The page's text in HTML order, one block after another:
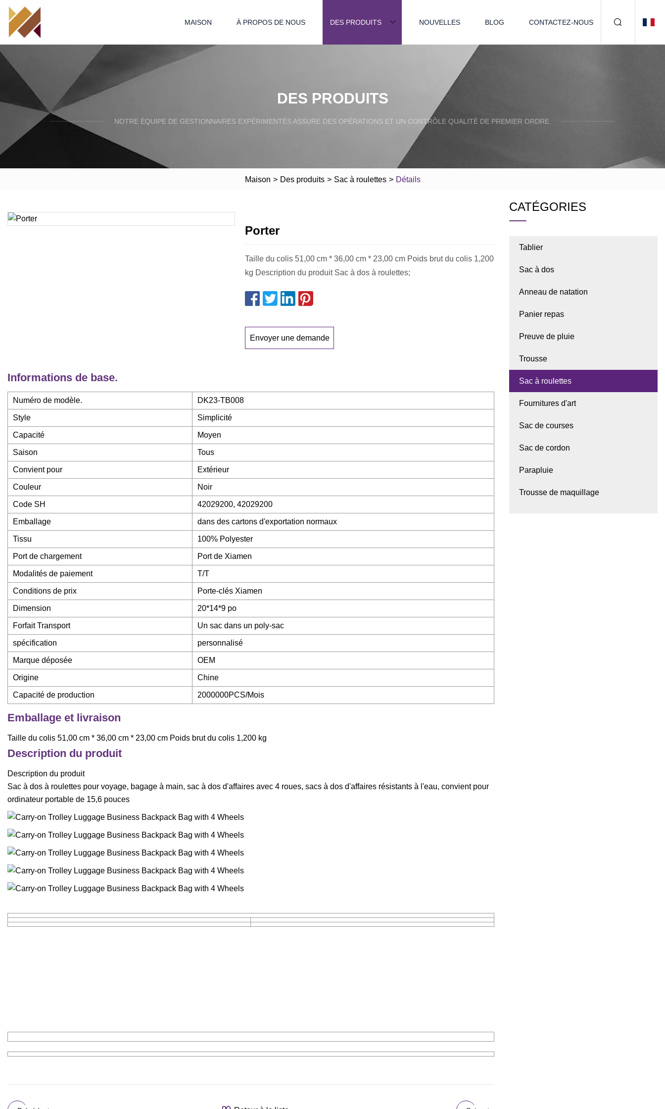
MAISON À PROPOS DE NOUS DES PRODUITS NOUVELLES BLOG CONTACTEZ-NOUS
DES PRODUITS
NOTRE ÉQUIPE DE GESTIONNAIRES EXPÉRIMENTÉS ASSURE DES OPÉRATIONS ET UN CONTRÔLE QUALITÉ DE PREMIER ORDRE.
Maison > Des produits > Sac à roulettes > Détails
Porter
Taille du colis 51,00 cm * 36,00 cm * 23,00 cm Poids brut du colis 1,200
kg Description du produit Sac à dos à roulettes;
Envoyer une demande
Informations de base.
Numéro de modèle. DK23-TB008
Style Simplicité
Capacité Moyen
Saison Tous
Convient pour Extérieur
Couleur Noir
Code SH 42029200, 42029200
Emballage dans des cartons d'exportation normaux
Tissu 100% Polyester
Port de chargement Port de Xiamen
Modalités de paiement T/T
Conditions de prix Porte-clés Xiamen
Dimension 20*14*9 po
Forfait Transport Un sac dans un poly-sac
spécification personnalisé
Marque déposée OEM
Origine Chine
Capacité de production 2000000PCS/Mois
Emballage et livraison
Taille du colis 51,00 cm * 36,00 cm * 23,00 cm Poids brut du colis 1,200 kg
Description du produit
Description du produit
Sac à dos à roulettes pour voyage, bagage à main, sac à dos d'affaires avec 4 roues, sacs à dos d'affaires résistants à l'eau, convient pour
ordinateur portable de 15,6 pouces
CATÉGORIES
Tablier
Sac à dos
Anneau de natation
Panier repas
Preuve de pluie
Trousse
Sac à roulettes
Fournitures d'art
Sac de courses
Sac de cordon
Parapluie
Trousse de maquillage